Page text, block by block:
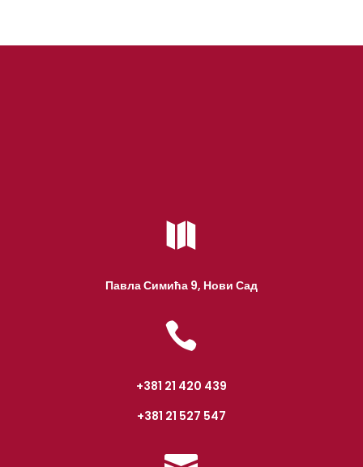

Павла Симића 9, Нови Сад

+381 21 420 439
+381 21 527 547